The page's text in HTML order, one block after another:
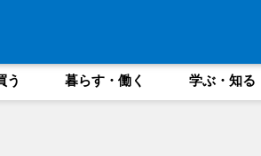
う 暮らす・働く 学ぶ・知る